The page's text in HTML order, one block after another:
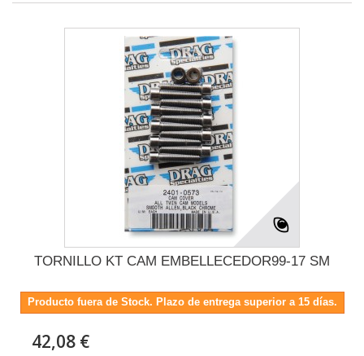
TORNILLO KT CAM EMBELLECEDOR99-17 SM
Producto fuera de Stock. Plazo de entrega superior a 15 días.
42,08 €